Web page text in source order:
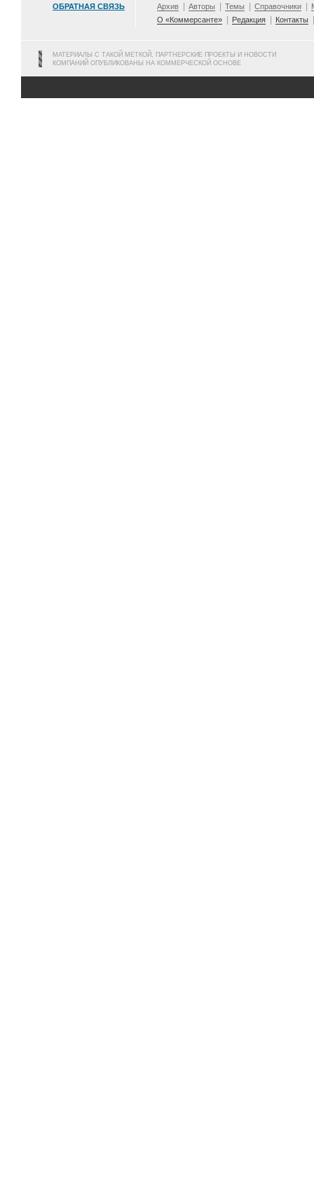
ОБРАТНАЯ СВЯЗЬ Архив Авторы Темы Справочники
О «Коммерсанте»
Редакция Контакты
МАТЕРИАЛЫ С ТАКОЙ МЕТКОЙ, ПАРТНЕРСКИЕ ПРОЕКТЫ И НОВОСТИ
КОМПАНИЙ ОПУБЛИКОВАНЫ НА КОММЕРЧЕСКОЙ ОСНОВЕ